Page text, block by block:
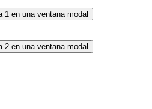
1 en una ventana modal
2 en una ventana modal